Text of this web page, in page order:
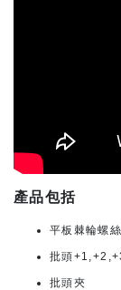
產品包括
平板棘輪螺
批頭
批頭夾